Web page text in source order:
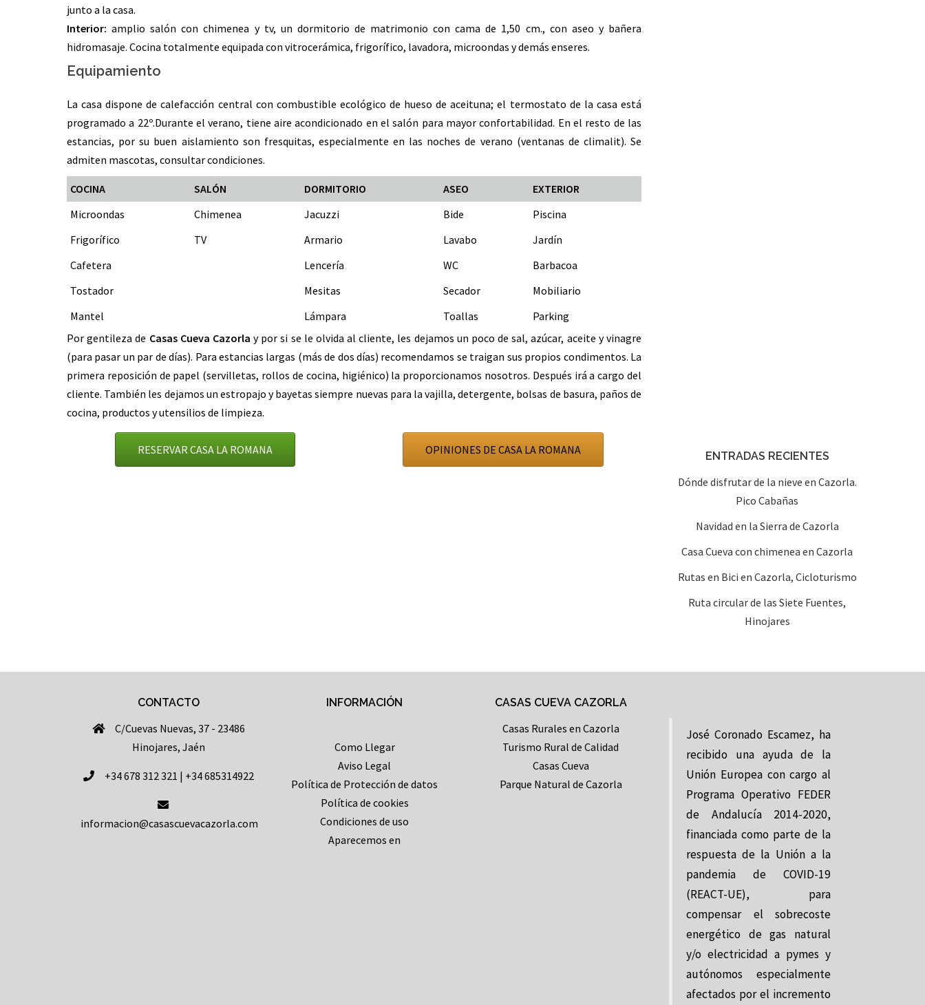
junto a la casa.
Interior: amplio salón con chimenea y tv, un dormitorio de matrimonio con cama de 1,50 cm., con aseo y bañera
hidromasaje. Cocina totalmente equipada con vitrocerámica, frigorífico, lavadora, microondas y demás enseres.
Equipamiento
La casa dispone de calefacción central con combustible ecológico de hueso de aceituna; el termostato de la casa está
programado a 22º.Durante el verano, tiene aire acondicionado en el salón para mayor confortabilidad. En el resto de las
estancias, por su buen aislamiento son fresquitas, especialmente en las noches de verano (ventanas de climalit). Se
admiten mascotas, consultar condiciones.
COCINA SALÓN DORMITORIO ASEO
EXTERIOR
Microondas
Chimenea Jacuzzi Bide
Piscina
Frigorífico
TV Armario Lavabo
Jardín
Cafetera
Lencería WC
Barbacoa
Tostador
Mesitas Secador
Mobiliario
Mantel
Lámpara Toallas
Parking
Por gentileza de Casas Cueva Cazorla y por si se le olvida al cliente, les dejamos un poco de sal, azúcar, aceite y vinagre
(para pasar un par de días). Para estancias largas (más de dos días) recomendamos se traigan sus propios condimentos. La
primera reposición de papel (servilletas, rollos de cocina, higiénico) la proporcionamos nosotros. Después irá a cargo del
cliente. También les dejamos un estropajo y bayetas siempre nuevas para la vajilla, detergente, bolsas de basura, paños de
cocina, productos y utensilios de limpieza.
RESERVAR CASA LA ROMANA OPINIONES DE CASA LA ROMANA ENTRADAS RECIENTES
Dónde disfrutar de la nieve en Cazorla.
Pico Cabañas
Navidad en la Sierra de Cazorla
Casa Cueva con chimenea en Cazorla
Rutas en Bici en Cazorla, Cicloturismo
Ruta circular de las Siete Fuentes,
Hinojares
CONTACTO
C/Cuevas Nuevas, 37 - 23486
Hinojares, Jaén
+34 678 312 321 | +34 685314922
informacion@casascuevacazorla.com
INFORMACIÓN
Como Llegar
Aviso Legal
Política de Protección de datos
Política de cookies
Condiciones de uso
Aparecemos en
CASAS CUEVA CAZORLA
Casas Rurales en Cazorla
Turismo Rural de Calidad
Casas Cueva
Parque Natural de Cazorla
José Coronado Escamez, ha
recibido una ayuda de la
Unión Europea con cargo al
Programa Operativo FEDER
de Andalucía 2014-2020,
financiada como parte de la
respuesta de la Unión a la
pandemia de COVID-19
(REACT-UE), para
compensar el sobrecoste
energético de gas natural
y/o electricidad a pymes y
autónomos especialmente
afectados por el incremento